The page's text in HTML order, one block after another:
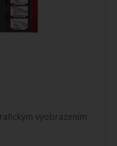
vyobrazením